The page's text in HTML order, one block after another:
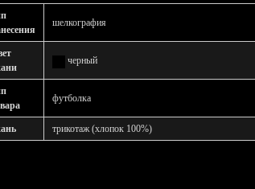
шелкография
черный
футболка
трикотаж (хлопок 100%)